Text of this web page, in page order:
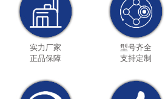
实力厂家
正品保障
型号齐全
支持定制